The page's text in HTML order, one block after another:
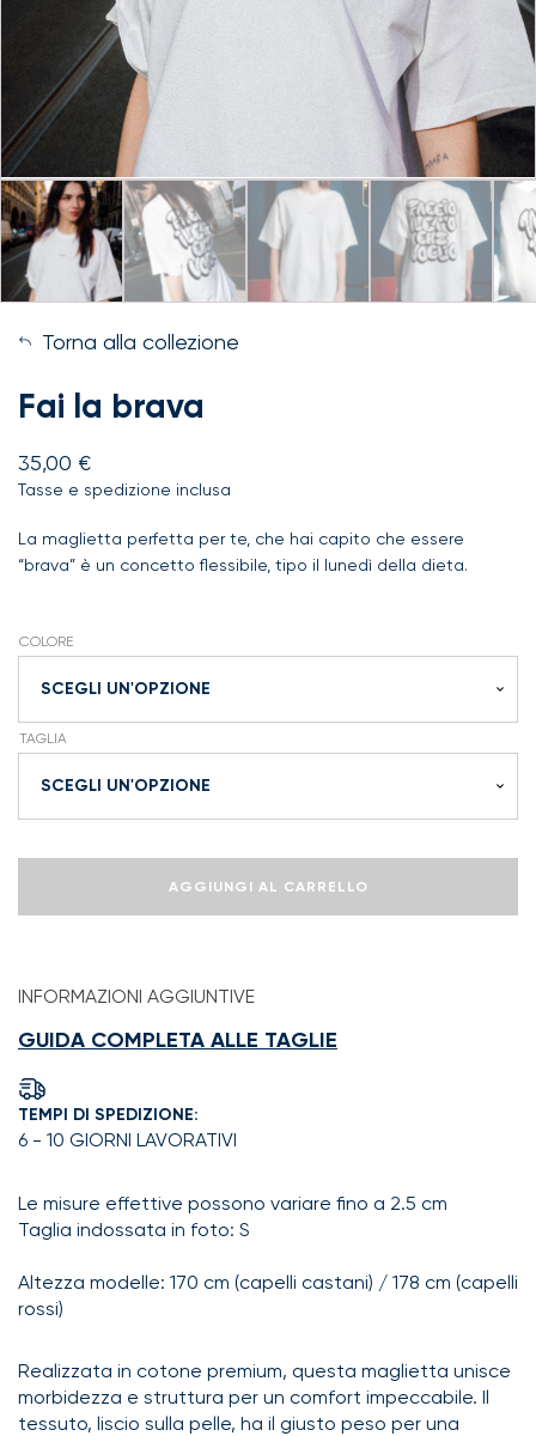
Torna alla collezione
Fai la brava
35,00 €
Tasse e spedizione inclusa
La maglietta perfetta per te, che hai capito che essere
“brava” è un concetto flessibile, tipo il lunedì della dieta.
COLORE
TAGLIA
brava
AGGIUNGI AL CARRELLO
INFORMAZIONI AGGIUNTIVE
GUIDA COMPLETA ALLE TAGLIE
TEMPI DI SPEDIZIONE:
6 - 10 GIORNI LAVORATIVI
Le misure effettive possono variare fino a 2.5 cm
Taglia indossata in foto: S
Altezza modelle: 170 cm (capelli castani) / 178 cm (capelli
rossi)
Realizzata in cotone premium, questa maglietta unisce
morbidezza e struttura per un comfort impeccabile. Il
tessuto, liscio sulla pelle, ha il giusto peso per una